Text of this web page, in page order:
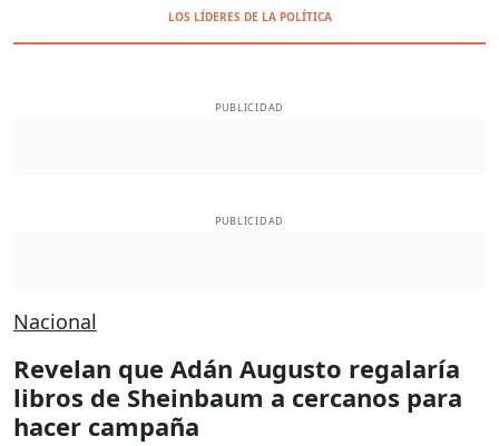
LOS LÍDERES DE LA POLÍTICA
PUBLICIDAD
PUBLICIDAD
Nacional
Revelan que Adán Augusto regalaría
libros de Sheinbaum a cercanos para
hacer campaña